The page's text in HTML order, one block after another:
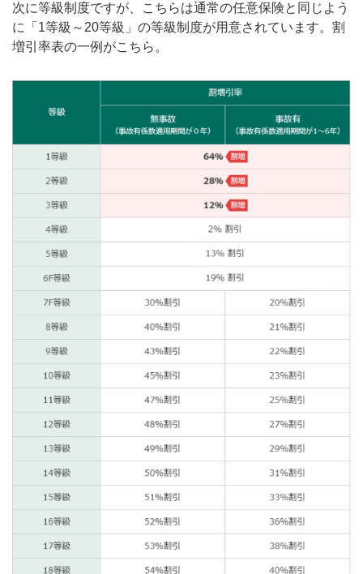
次に等級制度ですが、こちらは通常の任意保険と同じよう
に「1等級～20等級」の等級制度が用意されています。割
増引率表の一例がこちら。